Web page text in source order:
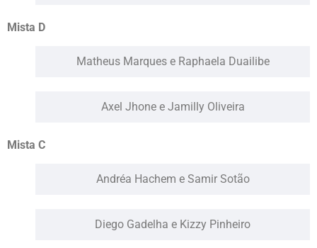
Mista D
Matheus Marques e Raphaela Duailibe
Axel Jhone e Jamilly Oliveira
Mista C
Andréa Hachem e Samir Sotão
Diego Gadelha e Kizzy Pinheiro